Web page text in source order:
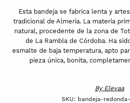
Esta bandeja se fabrica lenta y
tradicional de Almería. La materia
natural, procedente de la zona de
de La Rambla de Córdoba. Ha
esmalte de baja temperatura, apto
pieza única, bonita,
By Elevaa
SKU: bandeja-